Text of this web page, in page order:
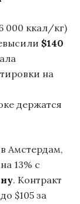
000 ккал/кг)
$140
на
держатся
Амстердам,
13% с
. Контракт
$105 за